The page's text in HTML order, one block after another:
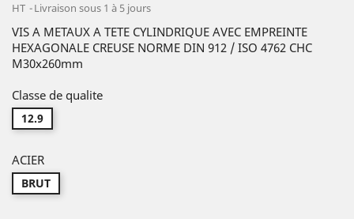
HT Livraison sous 1 à 5 jours
VIS A METAUX A TETE CYLINDRIQUE AVEC EMPREINTE
HEXAGONALE CREUSE NORME DIN 912 / ISO 4762 CHC
M30x260mm
Classe de qualite
12.9
ACIER
BRUT